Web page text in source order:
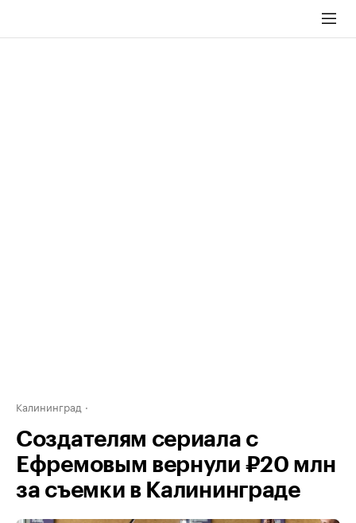
Калининград
Создателям сериала с
Ефремовым вернули ₽20 млн
за съемки в Калининграде